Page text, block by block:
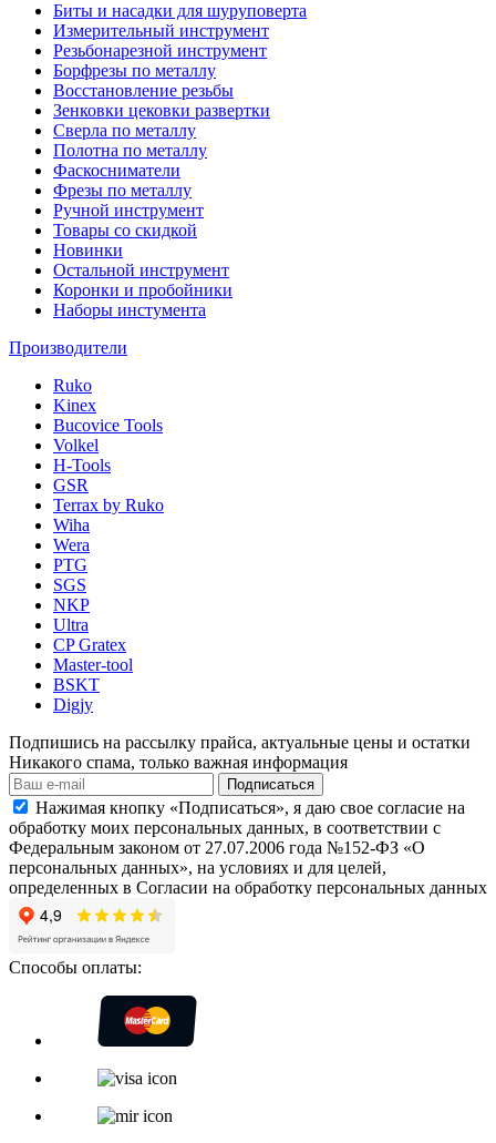
Биты и насадки для шуруповерта
Измерительный инструмент
Резьбонарезной инструмент
Борфрезы по металлу
Восстановление резьбы
Зенковки цековки развертки
Сверла по металлу
Полотна по металлу
Фаскосниматели
Фрезы по металлу
Ручной инструмент
Товары со скидкой
Новинки
Остальной инструмент
Коронки и пробойники
Наборы инстумента
Производители
Ruko
Kinex
Bucovice Tools
Volkel
H-Tools
GSR
Terrax by Ruko
Wiha
Wera
PTG
SGS
NKP
Ultra
CP Gratex
Master-tool
BSKT
Digjy
Подпишись на рассылку прайса, актуальные цены и остатки
Никакого спама, только важная информация
Подписаться
Нажимая кнопку «Подписаться», я даю свое согласие на
обработку моих персональных данных, в соответствии с
Федеральным законом от 27.07.2006 года №152-ФЗ «О
персональных данных», на условиях и для целей,
определенных в Согласии на обработку персональных данных
Способы оплаты: